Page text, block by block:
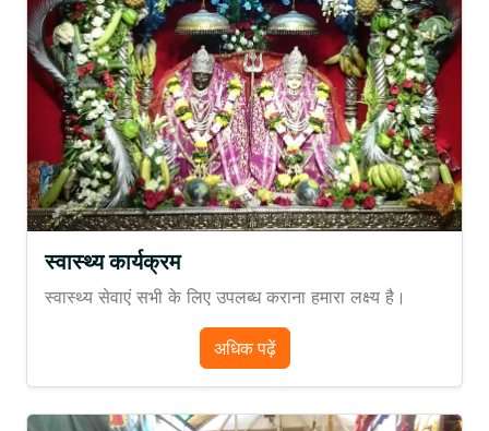
स्वास्थ्य कार्यक्रम
स्वास्थ्य सेवाएं सभी के लिए उपलब्ध कराना हमारा लक्ष्य है।
अधिक पढ़ें